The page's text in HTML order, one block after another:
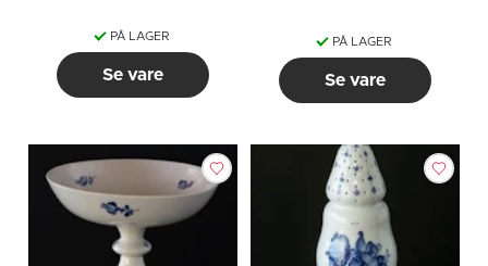
PÅ LAGER
Se vare
PÅ LAGER
Se vare